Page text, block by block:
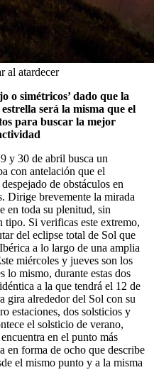
al atardecer
o simétricos’ dado que la
será la misma que el
para buscar la mejor
y 30 de abril busca un
con antelación que el
de obstáculos en
Dirige brevemente la mirada
en toda su plenitud, sin
tipo. Si verificas este extremo,
del eclipse total de Sol que
a lo largo de una amplia
miércoles y jueves son los
lo mismo, durante estas dos
a la que tendrá el 12 de
gira alrededor del Sol con su
estaciones, dos solsticios y
el solsticio de verano,
en el punto más
en forma de ocho que describe
el mismo punto y a la misma